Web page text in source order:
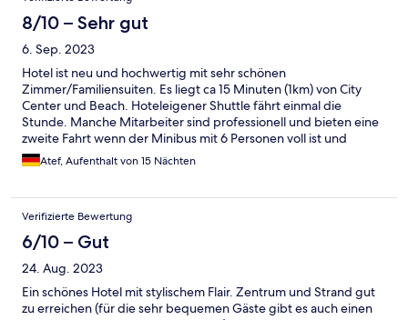
8/10 – Sehr gut
6. Sep. 2023
Hotel ist neu und hochwertig mit sehr schönen
Zimmer/Familiensuiten. Es liegt ca 15 Minuten (1km) von City
Center und Beach. Hoteleigener Shuttle fährt einmal die
Stunde. Manche Mitarbeiter sind professionell und bieten eine
zweite Fahrt wenn der Minibus mit 6 Personen voll ist und
andere sagen einfach nein. Shuttle fährt nur einmal/Stunde. Es
gibt ein großes Adults-only Pool ( ab 14 Jahre) und ein kleines
Wie sollen hier Kinder, die schwimmen können, drin
schwimmen? On top ist es umgeben von Gebüsch voll mit
Mücken und Wespen! Absolutes No-Go zumal Familien viel
mehr bezahlen für Unterkunft und Verpflegung. Frühstück ist
sehr gut aber die Küche hat Nachholbedarf. Sie kochen sehr
fettig u.a. Pommes triefen vor Öl - das darf in so einem Haus
nicht sein, zumal das Restaurant teuer ist. Das Hotel liegt sehr
Atef, Aufenthalt von 15 Nächten
Verifizierte Bewertung
6/10 – Gut
24. Aug. 2023
Ein schönes Hotel mit stylischem Flair. Zentrum und Strand gut
zu erreichen (für die sehr bequemen Gäste gibt es auch einen